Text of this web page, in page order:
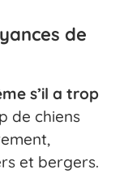
de
s’il a trop
de chiens
et bergers.